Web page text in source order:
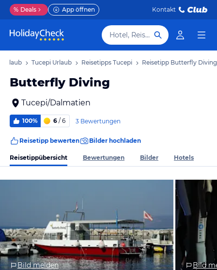
% Deals App öffnen Kontakt
Hotel, Reiseziel
Urlaub Tucepi Urlaub Reisetipps Tucepi Reisetipp Butterfly Diving
Butterfly Diving
Tucepi/Dalmatien
100% 6 / 6 3 Bewertungen
Reisetipp bewerten Bilder hochladen
Reisetippübersicht Bewertungen Bilder Hotels
Bild melden Bild